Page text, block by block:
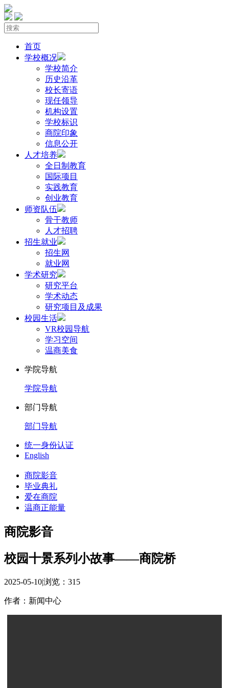
首页
学校概况
学校简介
历史沿革
校长寄语
现任领导
机构设置
学校标识
商院印象
信息公开
人才培养
全日制教育
国际项目
实践教育
创业教育
师资队伍
骨干教师
人才招聘
招生就业
招生网
就业网
学术研究
研究平台
学术动态
研究项目及成果
校园生活
VR校园导航
学习空间
温商美食
学院导航
学院导航
部门导航
部门导航
统一身份认证
English
商院影音
毕业典礼
爱在商院
温商正能量
商院影音
校园十景系列小故事——商院桥
2025-05-10|浏览： 315
作者：新闻中心